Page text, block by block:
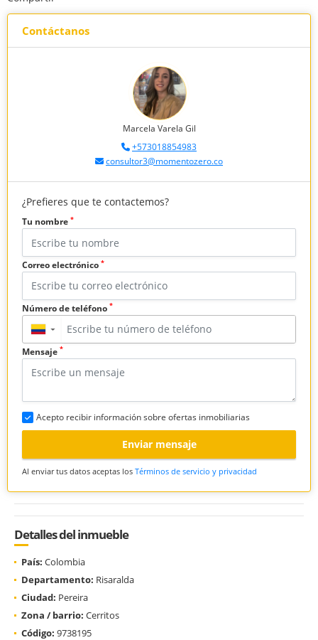
Contáctanos
Marcela Varela Gil
+573018854983
consultor3@momentozero.co
¿Prefieres que te contactemos?
Tu nombre *
Correo electrónico *
Número de teléfono *
▼
Mensaje *
Acepto recibir información sobre ofertas inmobiliarias
Enviar mensaje
Al enviar tus datos aceptas los Términos de servicio y privacidad
Detalles del inmueble
País: Colombia
Departamento: Risaralda
Ciudad: Pereira
Zona / barrio: Cerritos
Código: 9738195